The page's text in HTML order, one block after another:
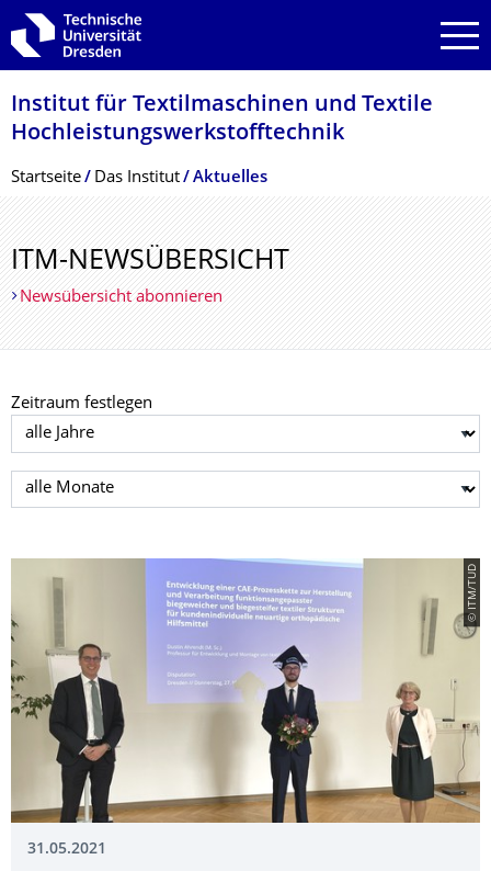
Zur Hauptnavigation springen
Zur Suche springen
Zum Inhalt springen
Institut für Textilmaschinen und Textile
Hochleistungswerk­stofftechnik
Breadcrumb-Menü
Startseite Das Institut Aktuelles
ITM-NEWSÜBERSICHT
Newsübersicht abonnieren
Zeitraum festlegen
Jahr auswählen
Monat auswählen
© ITM/TUD
31.05.2021